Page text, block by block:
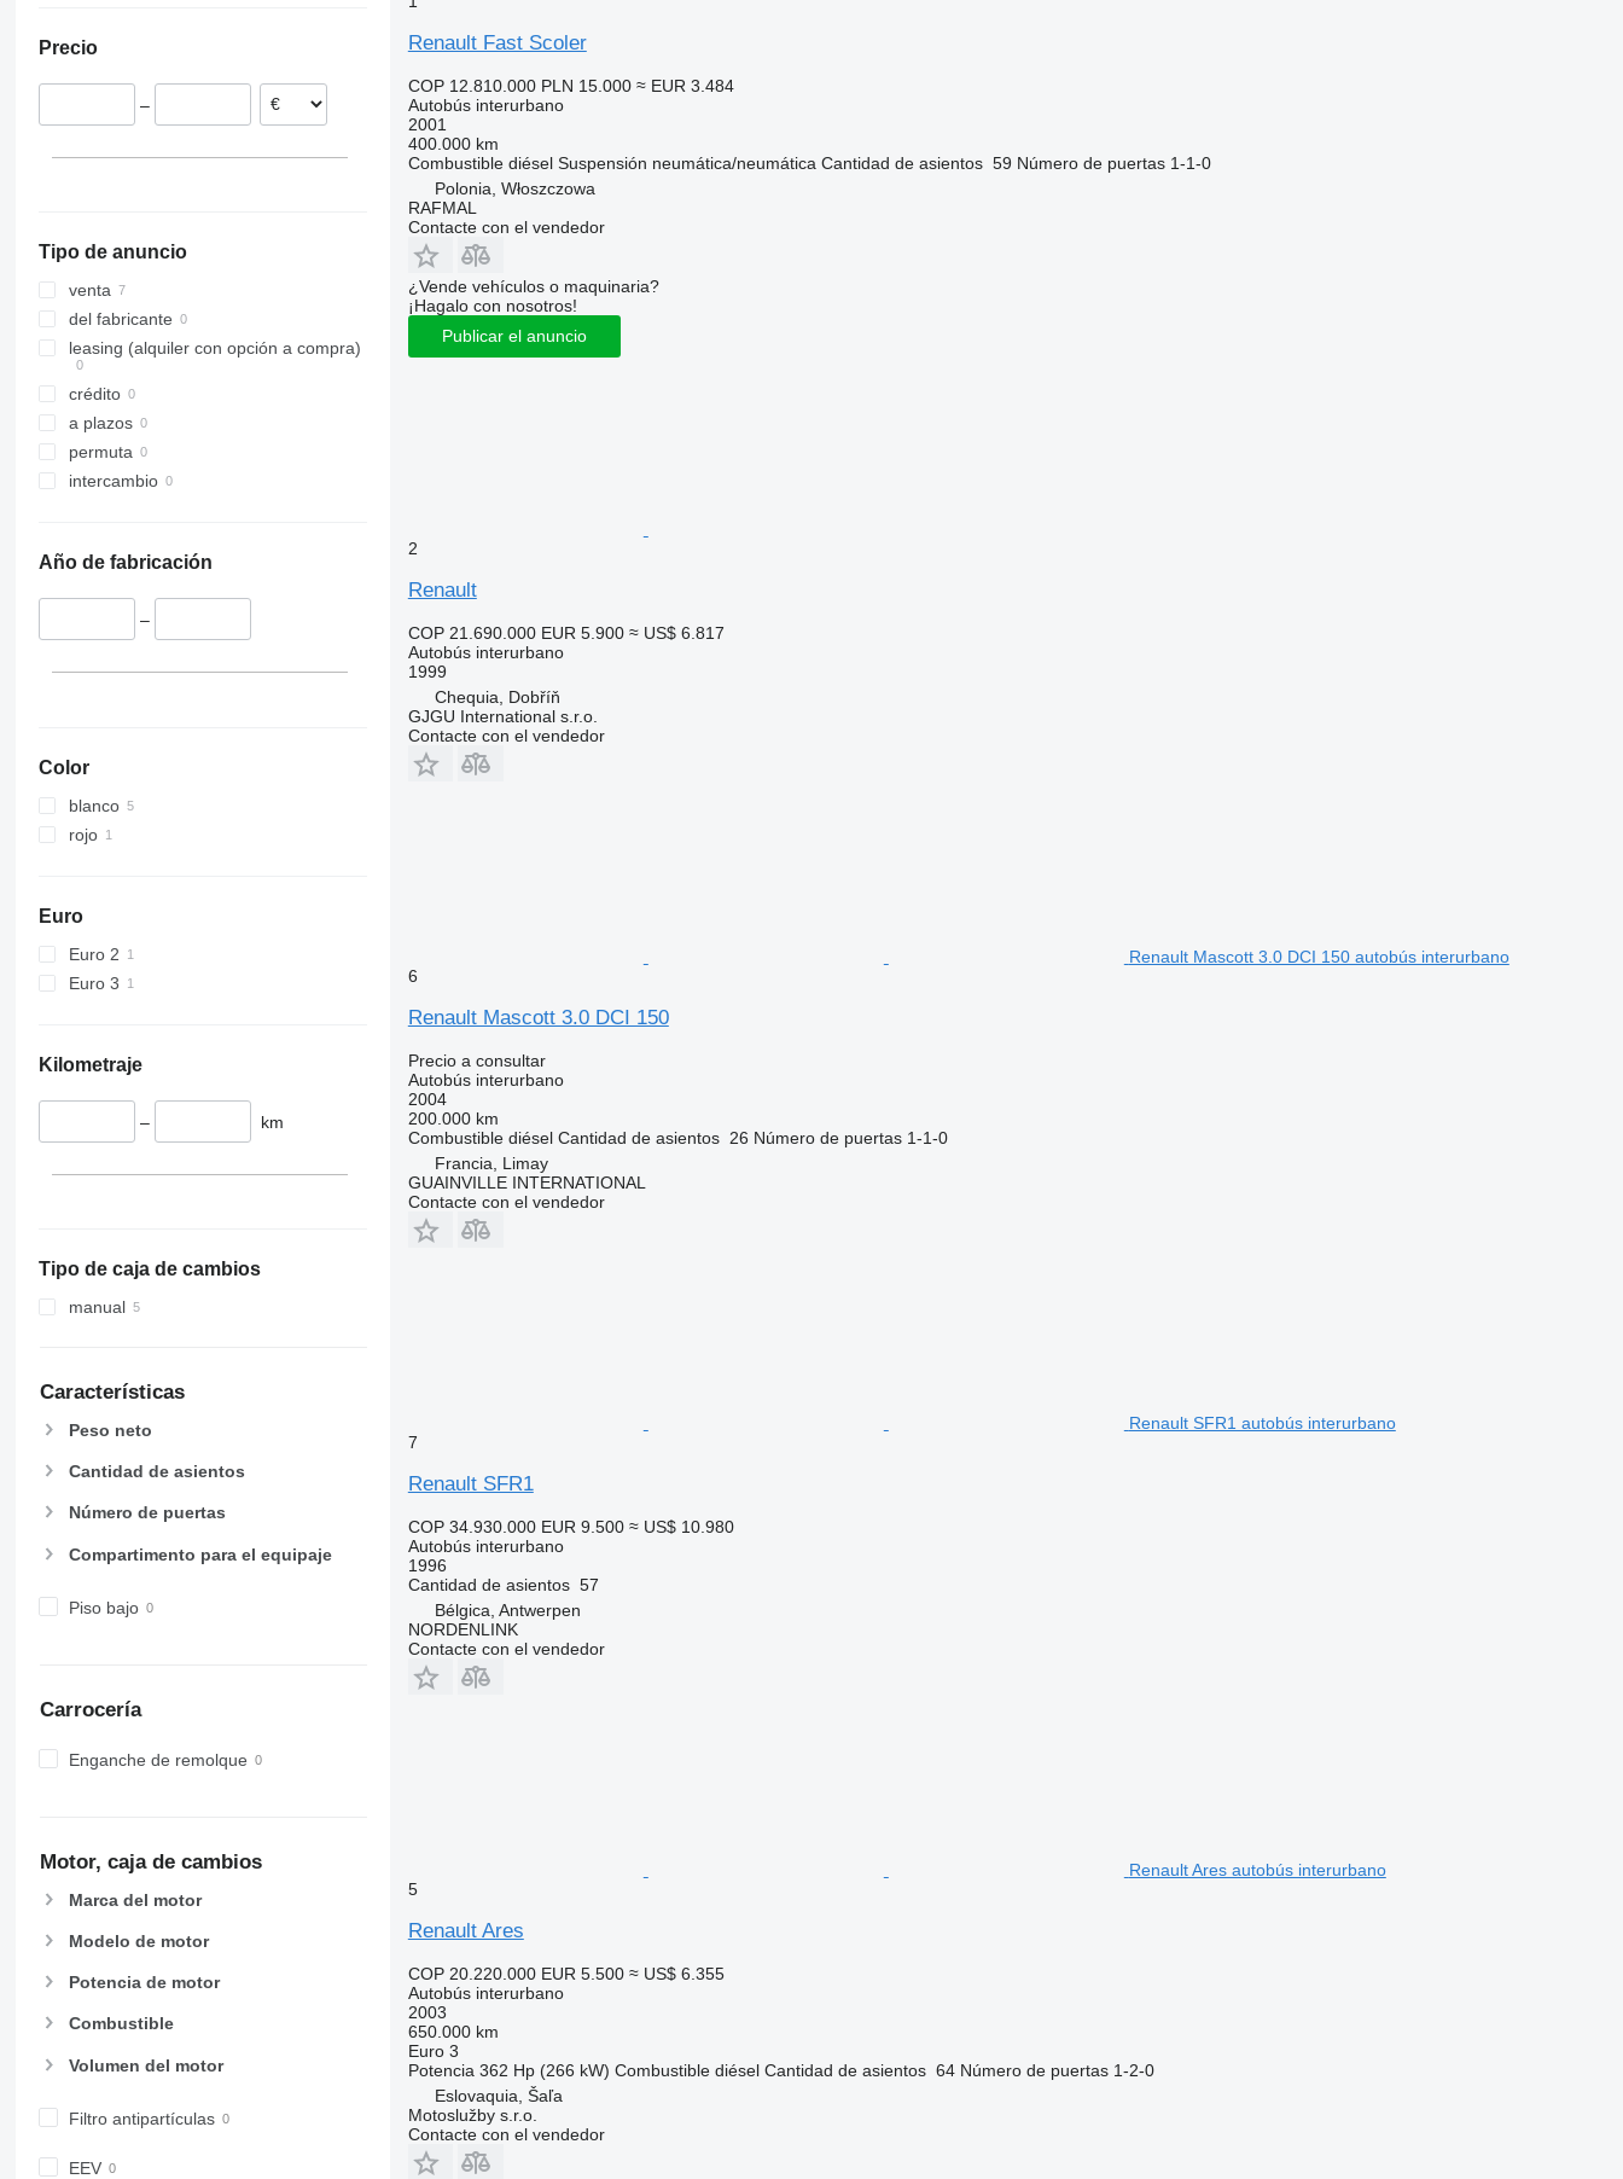
Eslovaquia
Bélgica
Precio
–
Tipo de anuncio
venta
del fabricante
leasing (alquiler con opción a compra)
crédito
a plazos
permuta
intercambio
Año de fabricación
–
Color
blanco
rojo
Euro
Euro 2
Euro 3
Kilometraje
– km
Tipo de caja de cambios
manual
Características
Peso neto
Cantidad de asientos
Número de puertas
Compartimento para el equipaje
Piso bajo
Carrocería
Enganche de remolque
Motor, caja de cambios
Marca del motor
Modelo de motor
Potencia de motor
Combustible
Volumen del motor
Filtro antipartículas
EEV
Renault Fast Scoler
COP 12.810.000 PLN 15.000 ≈ EUR 3.484
Autobús interurbano
2001
400.000 km
Combustible diésel Suspensión neumática/neumática Cantidad de asientos 59 Número de puertas 1-1-0
Polonia, Włoszczowa
RAFMAL
Contacte con el vendedor
¿Vende vehículos o maquinaria?
¡Hagalo con nosotros!
Publicar el anuncio
2
Renault
COP 21.690.000 EUR 5.900 ≈ US$ 6.817
Autobús interurbano
1999
Chequia, Dobříň
GJGU International s.r.o.
Contacte con el vendedor
Renault Mascott 3.0 DCI 150 autobús interurbano
6
Renault Mascott 3.0 DCI 150
Precio a consultar
Autobús interurbano
2004
200.000 km
Combustible diésel Cantidad de asientos 26 Número de puertas 1-1-0
Francia, Limay
GUAINVILLE INTERNATIONAL
Contacte con el vendedor
Renault SFR1 autobús interurbano
7
Renault SFR1
COP 34.930.000 EUR 9.500 ≈ US$ 10.980
Autobús interurbano
1996
Cantidad de asientos 57
Bélgica, Antwerpen
NORDENLINK
Contacte con el vendedor
Renault Ares autobús interurbano
5
Renault Ares
COP 20.220.000 EUR 5.500 ≈ US$ 6.355
Autobús interurbano
2003
650.000 km
Euro 3
Potencia 362 Hp (266 kW) Combustible diésel Cantidad de asientos 64 Número de puertas 1-2-0
Eslovaquia, Šaľa
Motoslužby s.r.o.
Contacte con el vendedor